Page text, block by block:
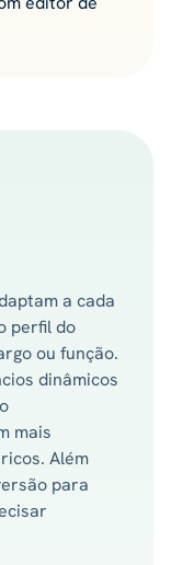
a cada
perfil do
ou função.
dinâmicos
mais
Além
para